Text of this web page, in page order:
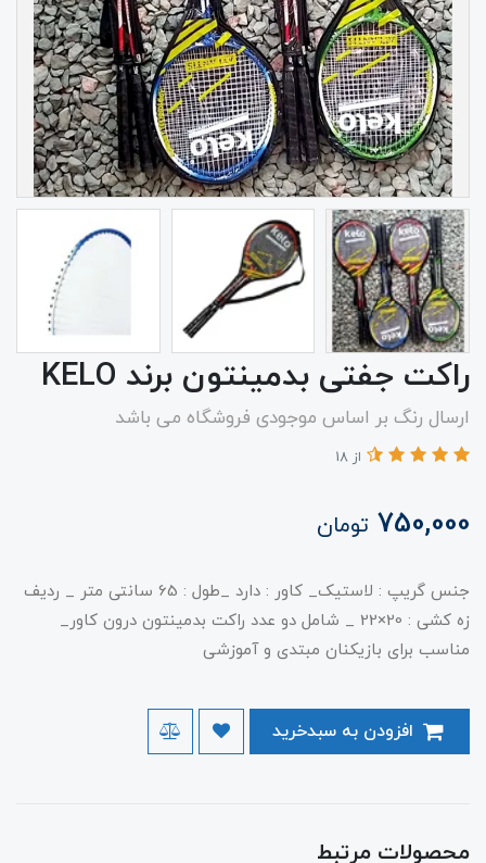
راکت جفتی بدمینتون برند KELO
ارسال رنگ بر اساس موجودی فروشگاه می باشد
از 18
750,000 تومان
جنس گریپ : لاستیک_ کاور : دارد _طول : 65 سانتی متر _ ردیف
زه کشی : 20×22 _ شامل دو عدد راکت بدمینتون درون کاور_
مناسب برای بازیکنان مبتدی و آموزشی
محصولات مرتبط